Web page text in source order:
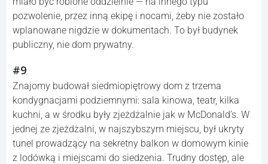
pozwolenie, przez inną ekipę i nocami, żeby nie zostało
wplanowane nigdzie w dokumentach. To był budynek
publiczny, nie dom prywatny.
#9
Znajomy budował siedmiopiętrowy dom z trzema
kondygnacjami podziemnymi: sala kinowa, teatr, kilka
kuchni, a w środku były zjeżdżalnie jak w McDonald’s. W
jednej ze zjeżdżalni, w najszybszym miejscu, był ukryty
tunel prowadzący na sekretny balkon w domowym kinie
z lodówką i miejscami do siedzenia. Trudny dostęp, ale